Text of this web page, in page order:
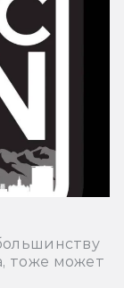
тоже может